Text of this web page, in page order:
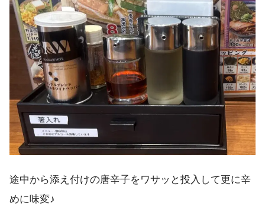
途中から添え付けの唐辛子をワサッと投入して更に辛
めに味変♪